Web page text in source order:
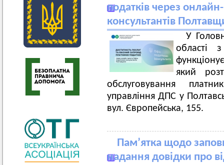
податків через
консультантів
У
області
який
обслуговування
управління ДПС у
вул. Європейська, 155.
Пам’ятка щодо
надання довідки про